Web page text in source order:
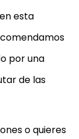
esta
por una
de las
o quieres